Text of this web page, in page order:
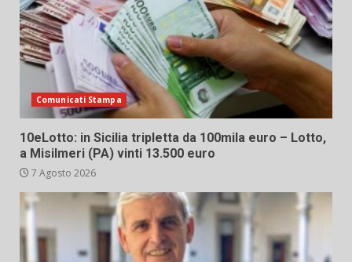
Comunicati Stampa
10eLotto: in Sicilia tripletta da 100mila euro – Lotto,
a Misilmeri (PA) vinti 13.500 euro
7 Agosto 2026